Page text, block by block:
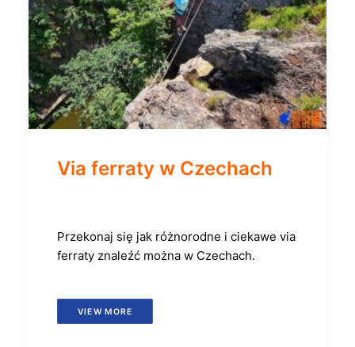
Via ferraty w Czechach
Przekonaj się jak różnorodne i ciekawe via
ferraty znaleźć można w Czechach.
VIEW MORE